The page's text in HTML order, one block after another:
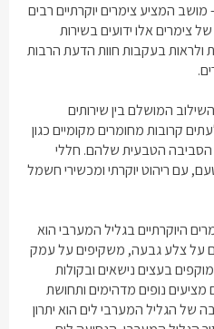
מושב המציע צימרים יוקרתיים רבים
צימרים אלו ידועים בשירות
ולראות בעקבות חוות הדעת הרבות
המושלם בין שירותים
קרובות מחומרים מקומיים כגון
הסביבה הטבעית שלהם. חללי
עם ריהוט יוקרתי ומכשירי חשמל
היוקרתיים בגליל המערבי הוא
על צלע גבעה, משקיפים על עמק
בעצים נישאים ובקולות
נופים מדהימים ותחושת
הגליל המערבי לים הוא יתרון